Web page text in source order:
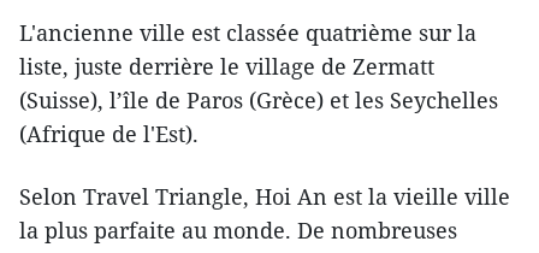
L'ancienne ville est classée quatrième sur la
liste, juste derrière le village de Zermatt
(Suisse), l’île de Paros (Grèce) et les Seychelles
(Afrique de l'Est).
Selon Travel Triangle, Hoi An est la vieille ville
la plus parfaite au monde. De nombreuses